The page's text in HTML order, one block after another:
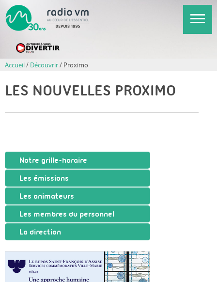
au
contenu
Accueil/ Découvrir/ Proximo
LES NOUVELLES PROXIMO
Notre grille-horaire
Les émissions
Les animateurs
Les membres du personnel
La direction